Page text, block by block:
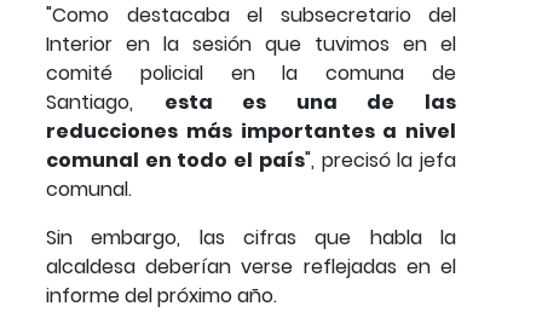
"Como destacaba el subsecretario del
Interior en la sesión que tuvimos en el
comité policial en la comuna de
Santiago, esta es una de las
reducciones más importantes a nivel
comunal en todo el país", precisó la jefa
comunal.
Sin embargo, las cifras que habla la
alcaldesa deberían verse reflejadas en el
informe del próximo año.